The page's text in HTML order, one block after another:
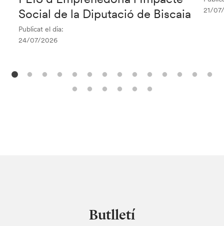
Social de la Diputació de Biscaia
Publicat el dia:
24/07/2026
21/
Butlletí